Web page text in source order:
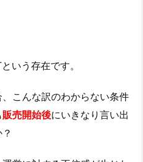
いう存在です。
こんな訳のわからない条件
販売開始後にいきなり言い出